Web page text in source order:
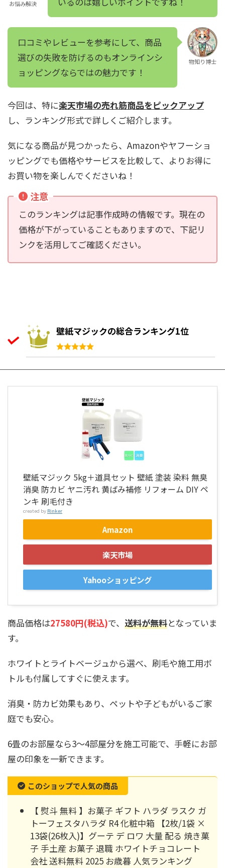
お悩み解決
口コミやレビューを参考にして、商品
選びの失敗を防げるのもオンラインシ
ョッピングならではの魅力です！
物知り博士
今回は、特に楽天市場の売れ筋商品をピックアップ
し、ランキング形式で詳しくご紹介します。
気になる商品が見つかったら、Amazonやヤフーショ
ッピングでも価格やサービスを比較して、よりお得に
お買い物を楽しんでくださいね！
注意
このランキングは記事作成時の情報です。現在の
価格が下がっていることもありますので、下記リ
ンクを活用してご確認ください。
壁紙マジックの総合ランキング1位
壁紙マジック 5kg＋道具セット 壁紙 塗装 染料 無臭
消臭 防カビ ヤニ汚れ 黄ばみ補修 リフォーム DIY ペ
ンキ 刷毛付き
created by Rinker
Amazon
楽天市場
Yahooショッピング
商品価格は27580円(税込)で、 送料が無料となっていま
す。
ホワイトとライトベージュから選べ、刷毛や施工用ボ
トルも付属してすぐに使えます。
消臭・防カビ効果もあり、ペットや子どもがいるご家
庭でも安心。
6畳のお部屋なら3～4部屋分を施工可能で、手軽にお部
屋の印象を一新できます。
このショップで人気の商品
【 熨斗 無料 】お菓子 ギフト ハラダ ラスク ガ
トーフェスタハラダ R4 化粧中箱 【2枚/1袋 ×
13袋(26枚入)】グーテ デ ロワ 大量 配る 焼き菓
子 手土産 お菓子 退職 ホワイトチョコレート
会社 送料無料 2025 お歳暮 人気ランキング